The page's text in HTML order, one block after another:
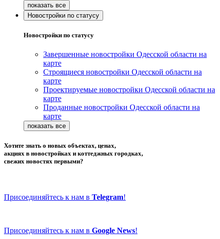
Новостройки по статусу
Новостройки по статусу
Завершенные новостройки Одесской области на
карте
Строящиеся новостройки Одесской области на
карте
Проектируемые новостройки Одесской области на
карте
Проданные новостройки Одесской области на
карте
Хотите знать о новых объектах, ценах,
акциях в новостройках и коттеджных городках,
свежих новостях первыми?
Присоединяйтесь к нам в Telegram!
Присоединяйтесь к нам в Google News!